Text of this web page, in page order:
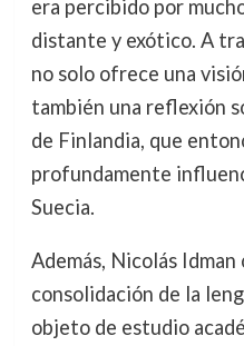
era percibido por
distante y exótico. A
no solo ofrece una
también una reflexión
de Finlandia, que
profundamente
Suecia.
Además, Nicolás
consolidación de la
objeto de estudio